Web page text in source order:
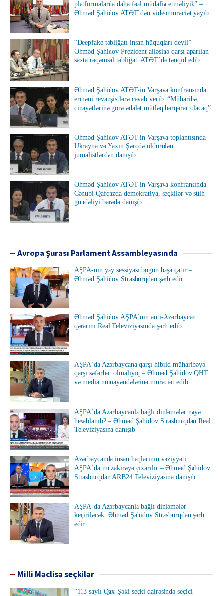
platformalarda daha fəal müdafiə etməliyik” –
Əhməd Şahidov ATƏT`dən videomüraciət yayıb
“Deepfake təbliğatı insan hüquqları deyil” –
Əhməd Şahidov Prezident ailəsinə qarşı aparılan
saxta rəqəmsal təbliğatı ATƏT`də tənqid edib
Əhməd Şahidov ATƏT-in Varşava konfransında
erməni revanşistlərə cavab verib: “Müharibə
cinayətlərinə görə ədalət mütləq bərqərar olacaq”
Əhməd Şahidov ATƏT-in Varşava toplantısında
Ukrayna və Yaxın Şərqdə öldürülən
jurnalistlərdən danışıb
Əhməd Şahidov ATƏT-in Varşava konfransında
Cənubi Qafqazda demokratiya, seçkilər və sülh
gündəliyi barədə danışıb
Avropa Şurası Parlament Assambleyasında
AŞPA-nın yay sessiyası bugün başa çatır –
Əhməd Şahidov Strasburqdan şərh edir
Əhməd Şahidov AŞPA`nın anti-Azərbaycan
qərarını Real Televiziyasında şərh edib
AŞPA`da Azərbaycana qarşı hibrid müharibəyə
qarşı səfərbər olmalıyıq – Əhməd Şahidov QHT
və media nümayəndələrinə müraciət edib
AŞPA`da Azərbaycanla bağlı dinləmələr nəyə
hesablanıb? – Əhməd Şahidov Strasburqdan Real
Televiziyasına danışıb
Azərbaycanda insan haqlarının vəziyyəti
AŞPA`da müzakirəyə çıxarılır – Əhməd Şahidov
Strasburqdan ARB24 Televiziyasına danışıb
AŞPA-da Azərbaycanla bağlı dinləmələr
keçiriləcək: Əhməd Şahidov Strasburqdan şərh
edir
Milli Məclisə seçkilər
“113 saylı Qax-Şəki seçki dairəsində seçici